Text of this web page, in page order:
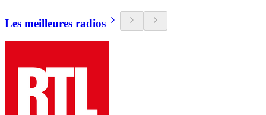
Les meilleures radios